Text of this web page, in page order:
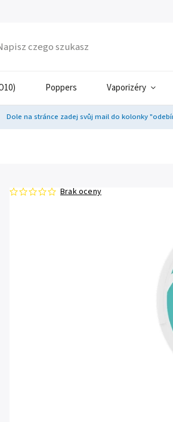
Poppers Vaporizéry
Dole na stránce zadej svůj mail do kolonky
Brak oceny